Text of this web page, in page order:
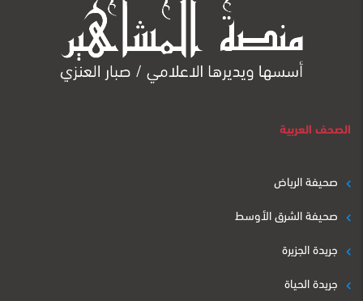
الصحف العربية
صحيفة الرياض
صحيفة الشرق الأوسط
جريدة الجزيرة
جريدة الحياة